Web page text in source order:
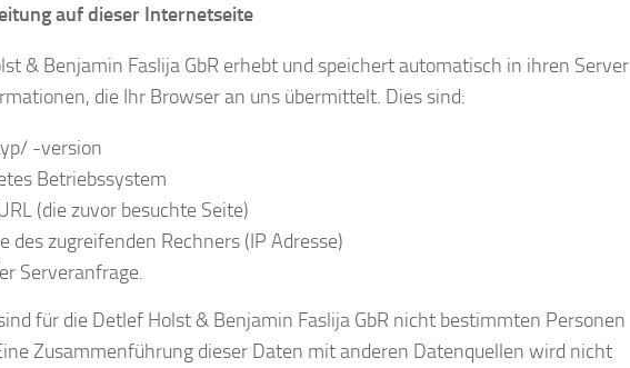
auf dieser Internetseite
& Benjamin Faslija GbR erhebt und speichert automatisch in ihren Server
die Ihr Browser an uns übermittelt. Dies sind:
-version
Betriebssystem
(die zuvor besuchte Seite)
des zugreifenden Rechners (IP Adresse)
Serveranfrage.
für die Detlef Holst & Benjamin Faslija GbR nicht bestimmten Personen
Zusammenführung dieser Daten mit anderen Datenquellen wird nicht